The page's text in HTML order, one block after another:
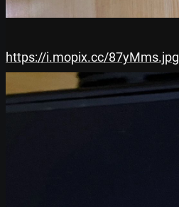
https://i.mopix.cc/87yMms.jpg